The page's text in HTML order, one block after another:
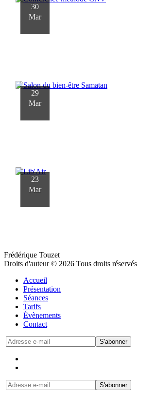
30
Mar
29
Mar
23
Mar
Frédérique Touzet
Droits d'auteur © 2026 Tous droits réservés
Accueil
Présentation
Séances
Tarifs
Évènements
Contact
S'abonner
S'abonner